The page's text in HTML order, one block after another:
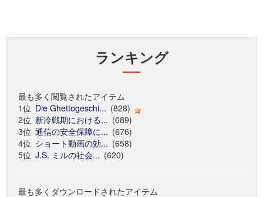
ランキング
最も多く閲覧されたアイテム
1位 Die Ghettogeschi... (828)
2位 新冷戦期における... (689)
3位 通信の安全保障に... (676)
4位 ショート動画の効... (658)
5位 J.S. ミルの社会... (620)
最も多くダウンロードされたアイテム